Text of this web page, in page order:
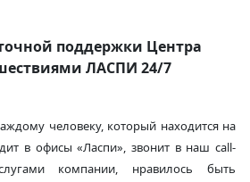
поддержки Центра
ЛАСПИ 24/7
человеку, который находится на
в офисы «Ласпи», звонит в наш call-
компании, нравилось быть